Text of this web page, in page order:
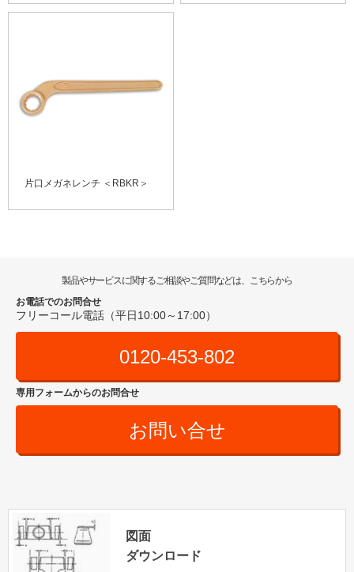
片口メガネレンチ ＜RBKR＞
製品やサービスに関するご相談やご質問などは、こちらから
お電話でのお問合せ
フリーコール電話（平日10:00～17:00）
0120-453-802
専用フォームからのお問合せ
お問い合せ
図面
ダウンロード